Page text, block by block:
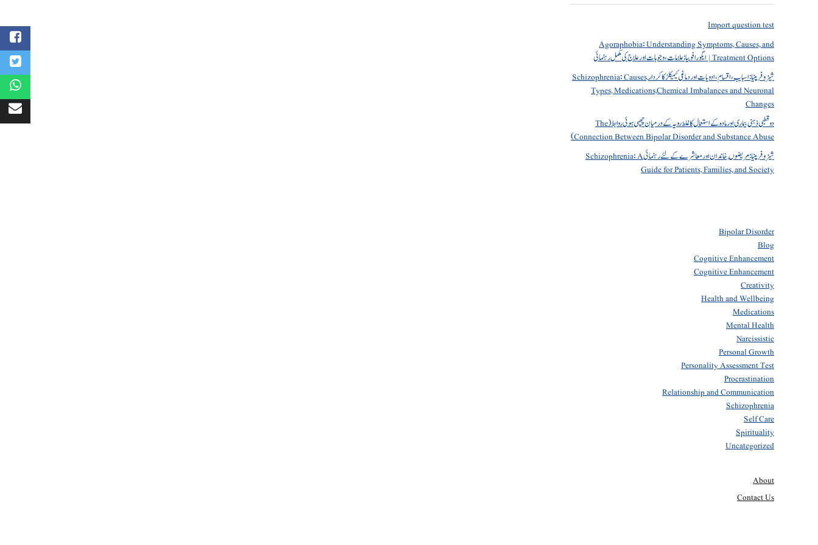
Import question test
Agoraphobia: Understanding Symptoms, Causes, and
Treatment Options | ایگورافوبیا: علامات، وجوہات اور علاج کی مکمل رہنمائی
شیزوفرینیا: اسباب، اقسام، ادویات اور دماغی کیمیکلز کا کردار Schizophrenia: Causes,
Types, Medications,Chemical Imbalances and Neuronal
Changes
دو قطبی ذہنی بیماری اور مادہ کے استعمال کا غلط رویہ کے درمیان چھپی ہوئی روابط (The
Connection Between Bipolar Disorder and Substance Abuse)
شیزوفرینیا: مریضوں, خاندان اور معاشرے کے لئے رہنمائی Schizophrenia: A
Guide for Patients, Families, and Society
Bipolar Disorder
Blog
Cognitive Enhancement
Cognitive Enhancement
Creativity
Health and Wellbeing
Medications
Mental Health
Narcissistic
Personal Growth
Personality Assessment Test
Procrastination
Relationship and Communication
Schizophrenia
Self Care
Spirituality
Uncategorized
About
Contact Us